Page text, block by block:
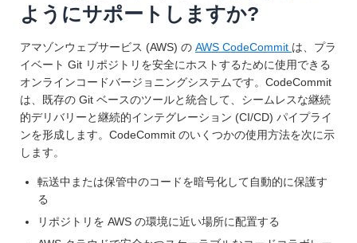
ようにサポートしますか?
アマゾンウェブサービス (AWS) の AWS CodeCommit は、プラ
イベート Git リポジトリを安全にホストするために使用できる
オンラインコードバージョニングシステムです。CodeCommit
は、既存の Git ベースのツールと統合して、シームレスな継続
的デリバリーと継続的インテグレーション (CI/CD) パイプライ
ンを形成します。CodeCommit のいくつかの使用方法を次に示
します。
転送中または保管中のコードを暗号化して自動的に保護す
る
リポジトリを AWS の環境に近い場所に配置する